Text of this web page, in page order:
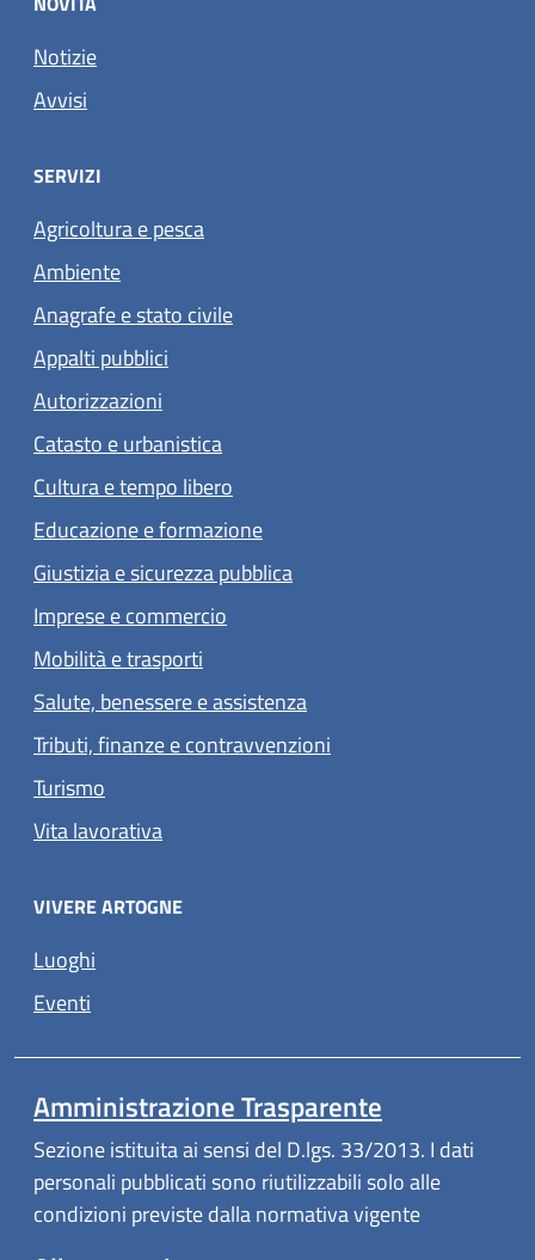
Notizie
Avvisi
SERVIZI
Agricoltura e pesca
Ambiente
Anagrafe e stato civile
Appalti pubblici
Autorizzazioni
Catasto e urbanistica
Cultura e tempo libero
Educazione e formazione
Giustizia e sicurezza pubblica
Imprese e commercio
Mobilità e trasporti
Salute, benessere e assistenza
Tributi, finanze e contravvenzioni
Turismo
Vita lavorativa
VIVERE ARTOGNE
Luoghi
Eventi
Amministrazione Trasparente
Sezione istituita ai sensi del D.lgs. 33/2013. I dati
personali pubblicati sono riutilizzabili solo alle
condizioni previste dalla normativa vigente